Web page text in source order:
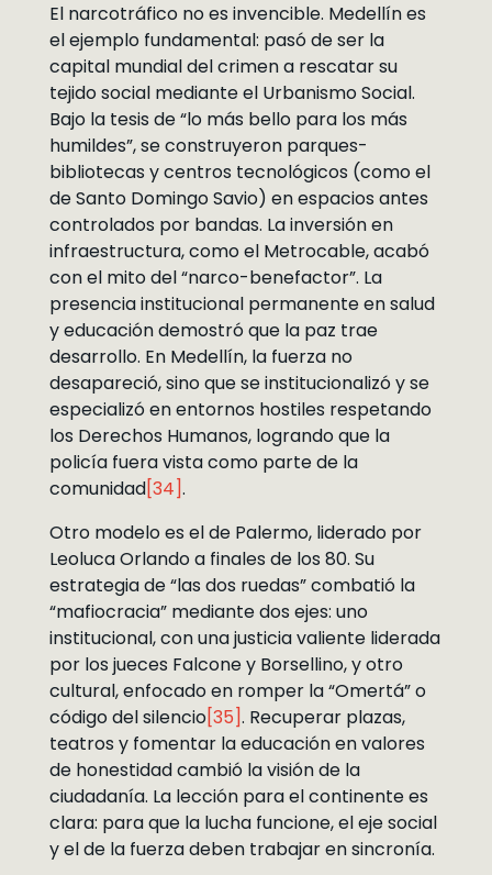
El narcotráfico no es invencible. Medellín es
el ejemplo fundamental: pasó de ser la
capital mundial del crimen a rescatar su
tejido social mediante el Urbanismo Social.
Bajo la tesis de “lo más bello para los más
humildes”, se construyeron parques-
bibliotecas y centros tecnológicos (como el
de Santo Domingo Savio) en espacios antes
controlados por bandas. La inversión en
infraestructura, como el Metrocable, acabó
con el mito del “narco-benefactor”. La
presencia institucional permanente en salud
y educación demostró que la paz trae
desarrollo. En Medellín, la fuerza no
desapareció, sino que se institucionalizó y se
especializó en entornos hostiles respetando
los Derechos Humanos, logrando que la
policía fuera vista como parte de la
comunidad[34].
Otro modelo es el de Palermo, liderado por
Leoluca Orlando a finales de los 80. Su
estrategia de “las dos ruedas” combatió la
“mafiocracia” mediante dos ejes: uno
institucional, con una justicia valiente liderada
por los jueces Falcone y Borsellino, y otro
cultural, enfocado en romper la “Omertá” o
código del silencio[35]. Recuperar plazas,
teatros y fomentar la educación en valores
de honestidad cambió la visión de la
ciudadanía. La lección para el continente es
clara: para que la lucha funcione, el eje social
y el de la fuerza deben trabajar en sincronía.